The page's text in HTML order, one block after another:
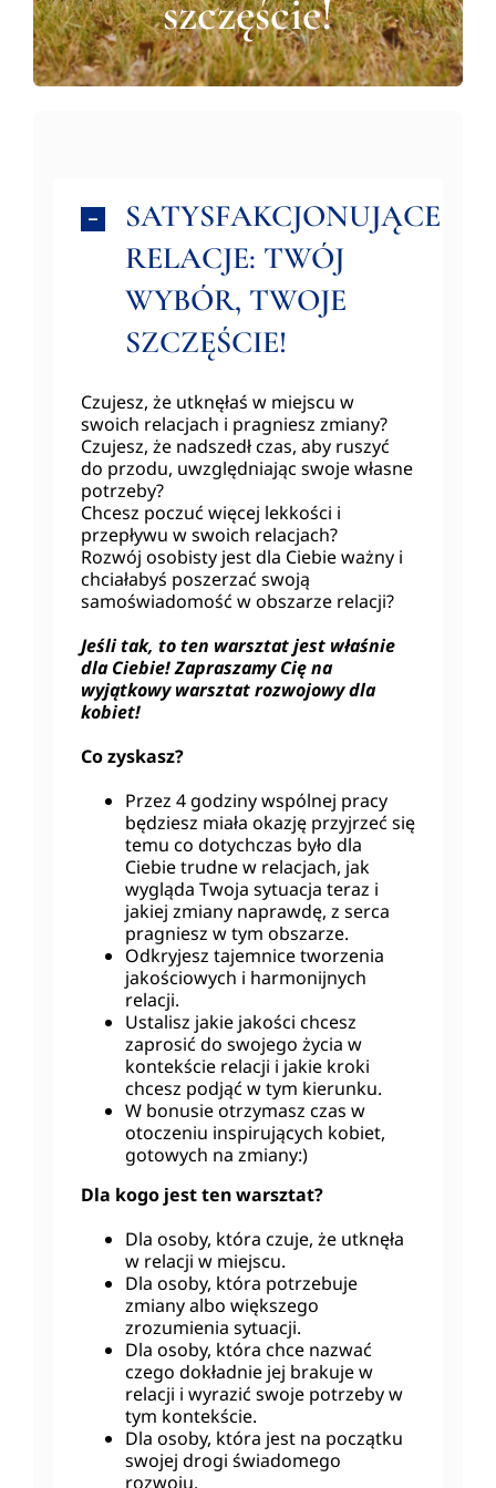
Warsztaty
Cennik
UMÓW WIZYTĘ
szczęście!
SATYSFAKCJONUJĄCE
RELACJE: TWÓJ
WYBÓR, TWOJE
SZCZĘŚCIE!
Czujesz, że utknęłaś w miejscu w
swoich relacjach i pragniesz zmiany?
Czujesz, że nadszedł czas, aby ruszyć
do przodu, uwzględniając swoje własne
potrzeby?
Chcesz poczuć więcej lekkości i
przepływu w swoich relacjach?
Rozwój osobisty jest dla Ciebie ważny i
chciałabyś poszerzać swoją
samoświadomość w obszarze relacji?
Jeśli tak, to ten warsztat jest właśnie
dla Ciebie! Zapraszamy Cię na
wyjątkowy warsztat rozwojowy dla
kobiet!
Co zyskasz?
Przez 4 godziny wspólnej pracy
będziesz miała okazję przyjrzeć się
temu co dotychczas było dla
Ciebie trudne w relacjach, jak
wygląda Twoja sytuacja teraz i
jakiej zmiany naprawdę, z serca
pragniesz w tym obszarze.
Odkryjesz tajemnice tworzenia
jakościowych i harmonijnych
relacji.
Ustalisz jakie jakości chcesz
zaprosić do swojego życia w
kontekście relacji i jakie kroki
chcesz podjąć w tym kierunku.
W bonusie otrzymasz czas w
otoczeniu inspirujących kobiet,
gotowych na zmiany:)
Dla kogo jest ten warsztat?
Dla osoby, która czuje, że utknęła
w relacji w miejscu.
Dla osoby, która potrzebuje
zmiany albo większego
zrozumienia sytuacji.
Dla osoby, która chce nazwać
czego dokładnie jej brakuje w
relacji i wyrazić swoje potrzeby w
tym kontekście.
Dla osoby, która jest na początku
swojej drogi świadomego
rozwoju.